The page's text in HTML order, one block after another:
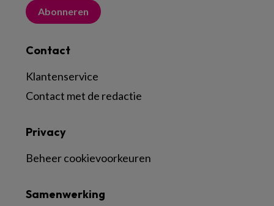
Abonneren
Contact
Klantenservice
Contact met de redactie
Samenwerking
Privacy
Beheer cookievoorkeuren